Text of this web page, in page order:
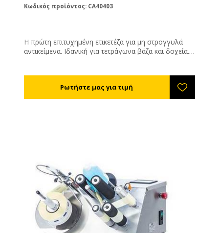
Κωδικός προϊόντος: CA40403
Η πρώτη επιτυχημένη ετικετέζα για μη στρογγυλά
αντικείμενα. Ιδανική για τετράγωνα βάζα και δοχεία.
500 αντικείμενα ανά ώρα. Μέγιστη διάμετρος ρολού:
260χιλ. Διάμετρος εσωτερικού κυλίνδρου: 75χιλ. Με